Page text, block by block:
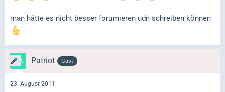
man hätte es nicht besser forumieren udn schreiben können
Patriot Gast
23. August 2011